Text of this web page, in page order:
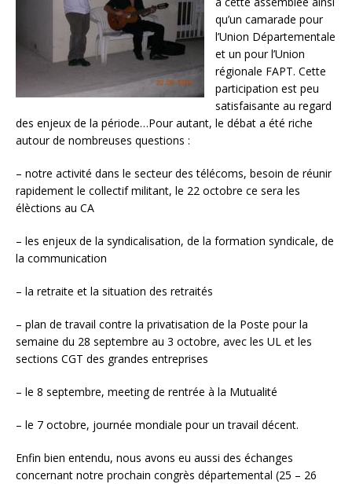
qu’un camarade pour
l’Union Départementale
et un pour l’Union
régionale FAPT. Cette
participation est peu
satisfaisante au regard
des enjeux de la période…Pour autant, le débat a été riche
autour de nombreuses questions :
– notre activité dans le secteur des télécoms, besoin de réunir
rapidement le collectif militant, le 22 octobre ce sera les
élèctions au CA
– les enjeux de la syndicalisation, de la formation syndicale, de
la communication
– la retraite et la situation des retraités
– plan de travail contre la privatisation de la Poste pour la
semaine du 28 septembre au 3 octobre, avec les UL et les
sections CGT des grandes entreprises
– le 8 septembre, meeting de rentrée à la Mutualité
– le 7 octobre, journée mondiale pour un travail décent.
Enfin bien entendu, nous avons eu aussi des échanges
concernant notre prochain congrès départemental (25 – 26